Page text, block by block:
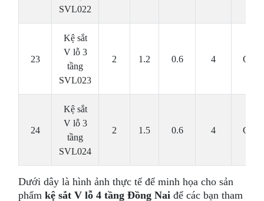
SVL022
23
Kệ sắt
V lỗ 3
tầng
SVL023
2 1.2 0.6 4 Cái
24
Kệ sắt
V lỗ 3
tầng
SVL024
2 1.5 0.6 4 Cái
Dưới dây là hình ảnh thực tế để minh họa cho sản
phẩmkệ sắt V lỗ 4 tầng Đồng Nai để các bạn tham